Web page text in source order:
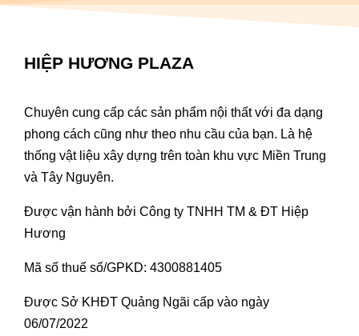
HIỆP HƯƠNG PLAZA
Chuyên cung cấp các sản phẩm nội thất với đa dạng
phong cách cũng như theo nhu cầu của bạn. Là hệ
thống vật liệu xây dựng trên toàn khu vực Miền Trung
và Tây Nguyên.
Được vận hành bởi Công ty TNHH TM & ĐT Hiệp
Hương
Mã số thuế số/GPKD: 4300881405
Được Sở KHĐT Quảng Ngãi cấp vào ngày
06/07/2022